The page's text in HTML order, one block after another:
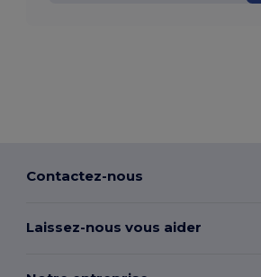
Contactez-nous
Laissez-nous vous aider